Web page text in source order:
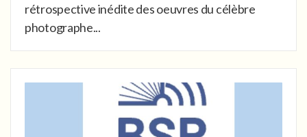
rétrospective inédite des oeuvres du célèbre
photographe...